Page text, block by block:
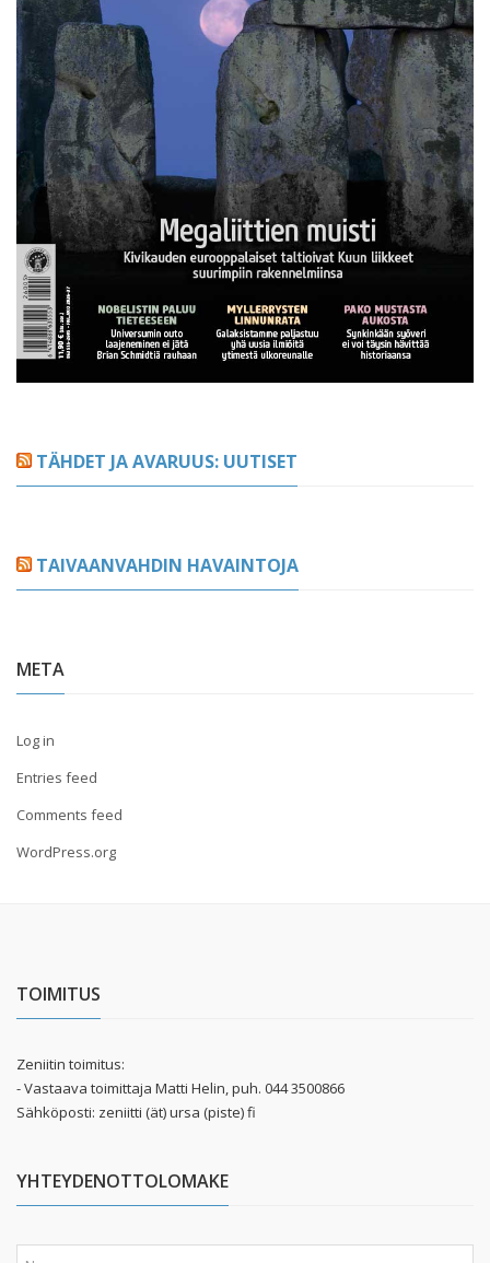
TÄHDET JA AVARUUS: UUTISET
TAIVAANVAHDIN HAVAINTOJA
META
Log in
Entries feed
Comments feed
WordPress.org
TOIMITUS
Zeniitin toimitus:
- Vastaava toimittaja Matti Helin, puh. 044 3500866
Sähköposti: zeniitti (ät) ursa (piste) fi
YHTEYDENOTTOLOMAKE